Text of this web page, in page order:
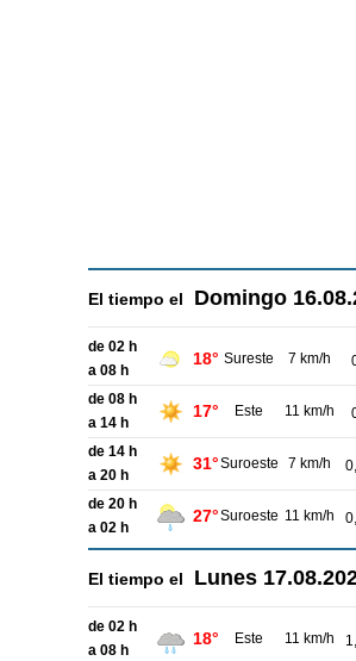
El tiempo el Domingo
de 02 h
a 08 h
18° Sureste 7 km/h
de 08 h
a 14 h
17° Este 11 km/h
de 14 h
a 20 h
31°Suroeste 7 km/h
de 20 h
a 02 h
27°Suroeste 11 km/h
El tiempo el Lunes
de 02 h
a 08 h
18° Este 11 km/h